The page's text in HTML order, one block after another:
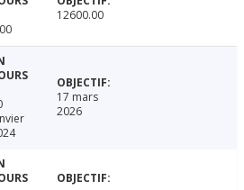
12600.00
17 mars
2026